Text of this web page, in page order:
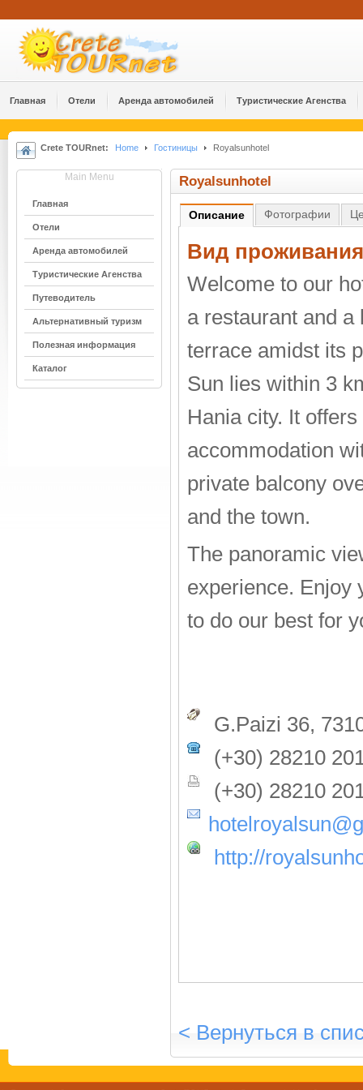
Главная Отели Аренда автомобилей Туристические Агенства
Crete TOURnet: Home Гостиницы Royalsunhotel
Main Menu
Главная
Отели
Аренда автомобилей
Туристические Агенства
Путеводитель
Альтернативный туризм
Полезная информация
Каталог
Royalsunhotel
Описание Фотографии
Вид
Welcome to our
a restaurant and a
terrace amidst its
Sun lies within 3
Hania city. It
accommodation
private balcony
and the town.
The panoramic
experience. Enjoy
to do our best for
G.Paizi 36,
(+30) 28210
(+30) 28210
http://
< Вернуться в